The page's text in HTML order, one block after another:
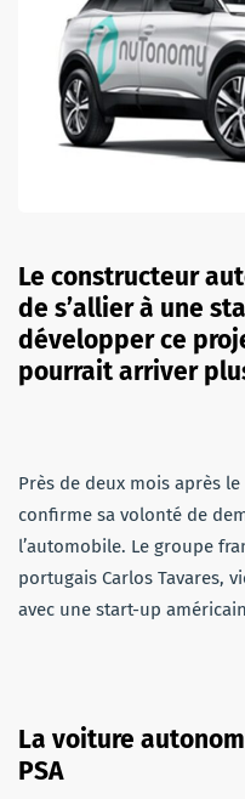
Le constructeur
de s’allier à une
développer ce
pourrait arriver
Près de deux mois après le
confirme sa volonté de
l’automobile. Le groupe
portugais Carlos Tavares,
avec une start-up
La voiture
PSA